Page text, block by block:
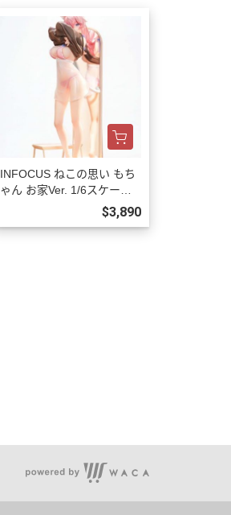
INFOCUS ねこの思い もち
ゃん お家Ver. 1/6スケール
塗装済み完成品フィギュア
$3,890